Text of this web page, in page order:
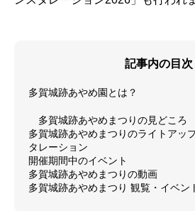
記事内の目次
多賀城跡あやめ園とは？
多賀城跡あやめまつりの見どころ
多賀城跡あやめまつりのライトアッ
タレーション
開催期間中のイベント
多賀城跡あやめまつりの動画
多賀城跡あやめまつり 観覧・イベン